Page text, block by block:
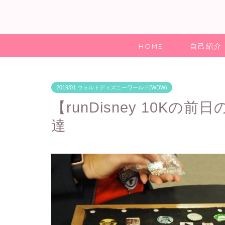
HOME 自己紹介
2019/01 ウォルトディズニーワールド(WDW)
【runDisney 10Kの前日
達